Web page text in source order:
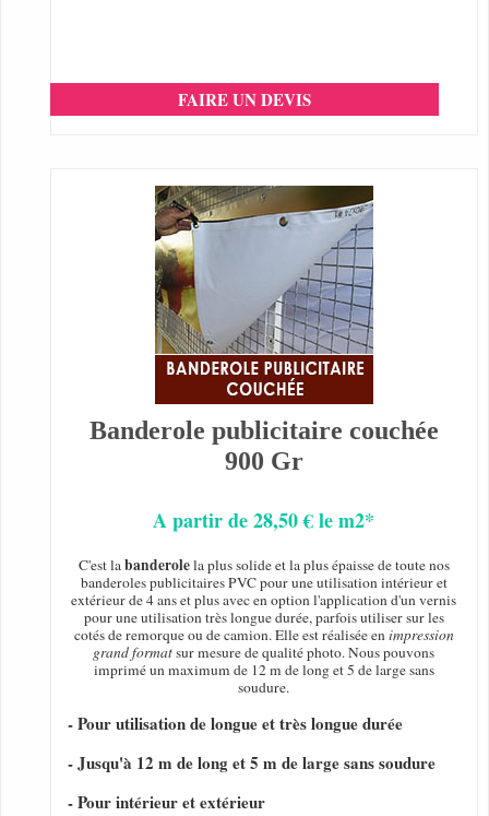
FAIRE UN DEVIS
Banderole publicitaire couchée
900 Gr
A partir de 28,50 € le m2*
C'est labanderolela plus solide et la plus épaisse de toute nos
banderoles publicitaires PVC pour une utilisation intérieur et
extérieur de 4 ans et plus avec en option l'application d'un vernis
pour une utilisation très longue durée, parfois utiliser sur les
cotés de remorque ou de camion. Elle est réalisée enimpression
grand formatsur mesure de qualité photo. Nous pouvons
imprimé un maximum de 12 m de long et 5 de large sans
soudure.
- Pour utilisation de longue et très longue durée
- Jusqu'à 12 m de long et 5 m de large sans soudure
- Pour intérieur et extérieur